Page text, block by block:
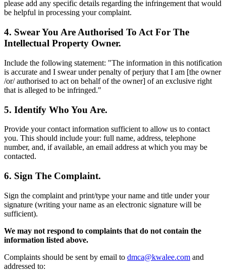
please add any specific details regarding the infringement that would
be helpful in processing your complaint.
4. Swear You Are Authorised To Act For The
Intellectual Property Owner.
Include the following statement: "The information in this notification
is accurate and I swear under penalty of perjury that I am [the owner
/or/ authorised to act on behalf of the owner] of an exclusive right
that is alleged to be infringed."
5. Identify Who You Are.
Provide your contact information sufficient to allow us to contact
you. This should include your: full name, address, telephone
number, and, if available, an email address at which you may be
contacted.
6. Sign The Complaint.
Sign the complaint and print/type your name and title under your
signature (writing your name as an electronic signature will be
sufficient).
We may not respond to complaints that do not contain the
information listed above.
Complaints should be sent by email to dmca@kwalee.com and
addressed to: